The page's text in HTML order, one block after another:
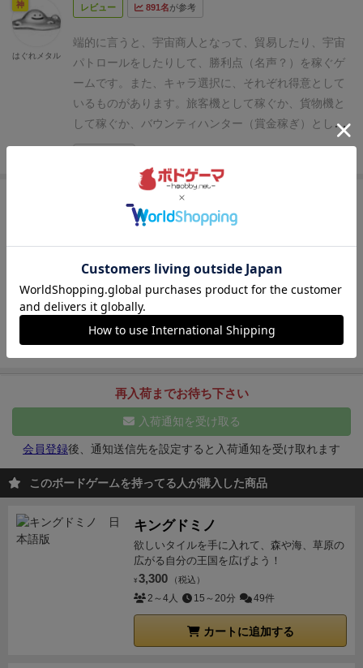
プリンセスらしいです。
スがもらえます。これは船の乗組員みたいな役割を果
たし能力を上げてくれます。(ほかにも黒いキューブが
あります)
ちなみにこのキューブ、一列取られると、決
算が起こり収入が発生します。それで1期が終わりま
す。2列目が消えると2期の決算になり、3期目がなぜ
か短いのですが決算が終わるとゲームが終了します。
デンジャーゾーン敵との遭遇です。戦闘できなくても
足止めはされますが、戦闘して勝利したら得られるも
のもあります。
相手は3の戦力を持っており、こちら
の戦力は3あるので判定なしで勝利できます。
の下にある3の星魚の回遊が手に入ります。(なんで魚
の群れとかいるんだよ・・・)船倉に積まれで星につい
たら水揚げされカードに書かれた報酬を獲得します。
ちなみに基本は戦力にダイスの目を足して相手の戦闘
力以上なら討伐成功、失敗したらその場で足止めされ
ードにも書かれていますが、先ほどのキューブが埋ま
っていると金(フロル)がもらえて4つのサブアクション
の内どれかが行えます。投資投資は星系ボードの左
イルは能力と収入や勝利点、下の商品タイルは勝利点
と実績を1つ埋めてくれます。この購入範囲は現在い
る星系と母星(ゲームプレイ時に登場していれば)から
ごとに違っていて、傾向があります。例えば母星とし
ている青の投資タイルは主に航行に関する能力であ
り、オレンジの国は主に投資に関する能力になってい
る。ちなみに赤は戦闘、緑は建築の傾向が強くなって
雇用乗組員を雇います。初期で二人いるので
すが、実績解除や人を輸送した報酬でしか手に入らな
います。投資：お金を払ってタイルを獲得。収入ア
ップと勝利点を得られます 雇用：お金を払って黒キ
ューブを１つ獲得。宇宙船の「待合室」に配置（直接
強化ではない） 建造：お金を払ってボード上に建物
を建造する。それぞれ固有効果があり、かつ勝利点も
入る。 寄付：お金を勝利点に変換。レートは12金
配置：
ブを宇宙船に配置して強化。再編：エーテルを２個消
費して、宇宙船に配置済みの各キューブを再配置する
（「研究」以外）宇宙船の強化航行・積込・取引アク
基本的には本星や支星で荷物や人を
乗せ、対象となる星まで運搬し、積み下ろしすること
星
や荷物・乗客は赤・青・黄・緑の4色があり、積込は
バラバラでもできますが、積み下ろしは「同じ色」の
み下ろせます。 積荷の場合は実績ボードの該当する種
類の欄に配置し、そこに描かれたボーナスを獲得しま
す。乗客の場合はカードに描かれたボーナス（無色の
戦闘になった宇宙生物はダイスを1回振って出た目＋
す。その際は同じ数値の生物カードを積荷として積み
込みます（入らないと×）。これらはどこの星でも積
み下ろし可能で大体お金がもらえ、一定以上の強さの
カードは終了時の勝利点にもなります。
には後援者（箱絵の2人の他多種多様な（人外）姫の
皆さん）がいて、2つのオーダー（プリンセスオーダ
ー）があります。３つの条件のうち２つを満たすとカ
的に資産を沢山あつめる。こう書くと簡単なようです
で、建設や積み込み、戦艦の積載能力や航行性能など
を上げたりする必要があるのですが、雇用でキューブ
を増やしたりすることでソレは可能となります。エー
テル結晶の使いかたも結構重要ギミックでいろいろ手
順も考えながら進めていきます。
プレイヤーボー
ド、達成した依頼や実績を並べるところ。それぞれの
キャラで支援が違っていたりと個性がでる。個人目標
のプリンセスオーダーがあって、ソロプレイの場合二
つクリアしていないとそもそも敗北してしまうとい
うちに得点の仕方がわかってきて面白くなってくるや
つ。デンジャーゾーンのとこで戦闘条件をクリアす
ることで星獣との戦闘が可能ですが、なかなか戦闘条
件達成できない。やはりというか２０回の行動回数制
ーンでダイスロールで停泊してしまうと少ない行動を
無駄消費してしまいヤリタイ事がなかなか思うように
出来ない、やはり運が相当必要ではないか。
とか依頼者とか、この配置もランダムで運必要。 人物
を輸送すると見返りも大きいけれど、本星に運ぶ必要
があり距離が遠くて戦艦能力を育てないとなかなか運
べない。何を選択してどこに運ぶか割と悩むポイント
が多くて良い。
ル高かったかもしれない。プレイしてみると面白くて
ソロであれば短時間で纏まります、それし気が付けば
繰り返してプレイしてしまうこれ。最高ランクとれる
程度まではプレイしたいと思います。チップやタイル
も扱いやすくてありがたい仕様でした。まだソロプレ
イのみなのですべてを楽しめてはいない気もします
『よく出来ました！』とばかりに笑顔になる仕掛け
が、とても魅力的でテンション上がります！ また、基
本システムは簡単で分かりやすく、プレイ時間は程好
い中量級でサクッと遊べるのに、アクション中の選択
がとても悩ましい&アクションのほとんどに様々な報
酬があって多幸感に包まれながら遊べるので、プレイ
感は濃厚な面白さ満載と、満足度が非常に高いです！
リティーのアートワークなので、海外名作と変わらな
い感動のまま、壮大なスペースオペラのロマンに溢れ
た世界観に浸りながらプレイ出来ます！
く、広げた内容物も場所が小さめなため、日本の住宅
事情に優しく、流石だなと感じました！ 総評として
は、海外名作と肩を並べる国産の中量級神作で、サク
ッと濃密に楽しめて是非オススメです！
了トリガを引く動きでも良かったと思う。
点。戦法:配送。 2戦目は1戦目と打って変わって高速環
境。1時間以内に決着した。原因は全員が配達に傾倒
したため。乗客弱い論と投資弱い論が上がる。 戦法的
には配送のみに傾倒。移動、積込、容量にガン振りし
てひたすら荷運び。
亀屋がデンジャー狩りに傾倒して
点が弱いのが要因か。スピードで押し切っての勝利。
最終盤面。清々しいくらいの傾倒。魔眼帝の固有スキ
ルは完全に腐った。3戦目 ハルキー使用。旅客特
1箇所のみという高速展開であったが、今回は配達、
投資、客メインで大分戦法がバラける。配達が進まな
いのでやや停滞気味に。実績キューブを進めるのが専
らしょーたさんのみのため、投資のみのムーブの亀屋
が資金焦げ付きまくる。そのため、決算は！？決算は
まだですか！？と嘆きの声が響く。ゲーム展開的には
しょーたさんがゲームを進めて入るが、スコアの的に
は2〜3人をまとめて配達する私が優勢に。白物資と現
金収入の大きさがアドバンテージとして化ける。ま
た、ハルキーの固有スキルたる3金で建物to建物ワープ
が強いため、北の緑と青を延々往復して点を稼ぐこと
が出来た。ゲーム的にはトリガは引けないが、本社以
外建て切りと投資チップボーナスによるボーナス点で
ハルキーはかなり強い部類ではないかと感じ
る。ワープは勝利点は削れるがテンポ・アドバンテー
ジの点に置いてかなり強烈だ。
4戦目。ランシー使用。戦法:投資+デンジャー狩
り。 253点。シークレット有り。最終戦はプレイ前
に強いんじゃないか？と話題になったランシー。
レビュー 891名が参考
端的に言うと、宇宙商人となって、貿易したり、宇宙
パトロールをしたりして、勝利点（名声？）を稼ぐゲ
ームです。また、キャラ選択に、それぞれ得意として
いるものがあります。
旅客機として稼ぐか、貨物機と
して稼ぐか、バウンティハンター（賞金稼ぎ）として
稼ぐか、どれもやっていくかは自由ですが、それと同
ることは多いのですが、尖った稼ぎ方をしないと、ま
ず苦戦は必至です。
箱の大きさの割に、ちょっと重ゲ
ーだったかなという印象ですね。後半はそれほどでも
なかったですが、移動がたるかったです。ここが少し
残念。(# `ω´) ＜ ところで、お前はどうやってお金
を稼いだんだ？(´・ω・`) ＜ 口に入れると幸せにな
れるキノコです。これを食べると意識がボー…ry)
`ω´) ＜ それ、ロールフォーザギャラクシーでも生
産してたな！？OK。警察行こうな。
神
はぐれメタル
が参考
これまで「異世界ギルドマスターズ」「オレとオマエ
の異世界転生」など、異世界転生ネタのボドゲを多く
手掛けてきた六角えんぴつが、アートも一新して新た
にスペースオペラジャンルに乗り込んだ意欲作。
や乗客、宇宙怪獣まであらゆるものを届ける輸送船の
船長となって星々を渡り歩き、得た利益で船の改造や
投資、施設の建設などを行って事業を拡大させてい
テーマやイラストの方向性が変わったとはいえ、
独特のギャルゲー感（？）というかキャッチーさは健
在で、スタート時にヒロイン的な後援者を選択し、指
定された依頼を解決するとカードが裏返って表情が変
化するなど（もちろん得点にもなる）、異世界ギルド
マスターズにあったような関係性要素もしっかり実装
されている。（↑3つある目標のうち一つ達成するごと
にボーナスが得られ、2つ達成できればカードが裏返
って勝利点がもらえる）※ゲーム内容はソロプレイに
絞って紹介。ゲームシステムとしてはアクションポイ
4の計20アクションを行って様々な行動をこなしてい
続きを見る
ダイスケ
再入荷までお待ち下さい
入荷通知を受け取る
会員登録後、通知送信先を設定すると入荷通知を受け取れます
このボードゲームを持ってる人が購入した商品
キングドミノ
欲しいタイルを手に入れて、森や海、草原の
広がる自分の王国を広げよう！
¥ 3,300 （税込）
2～4人 15～20分 49件
カートに追加する